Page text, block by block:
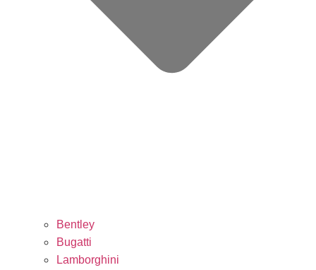
Bentley
Bugatti
Lamborghini